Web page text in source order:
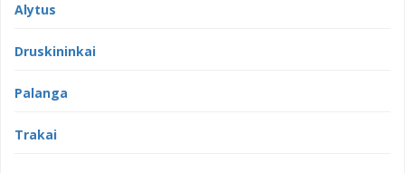
Alytus
Druskininkai
Palanga
Trakai